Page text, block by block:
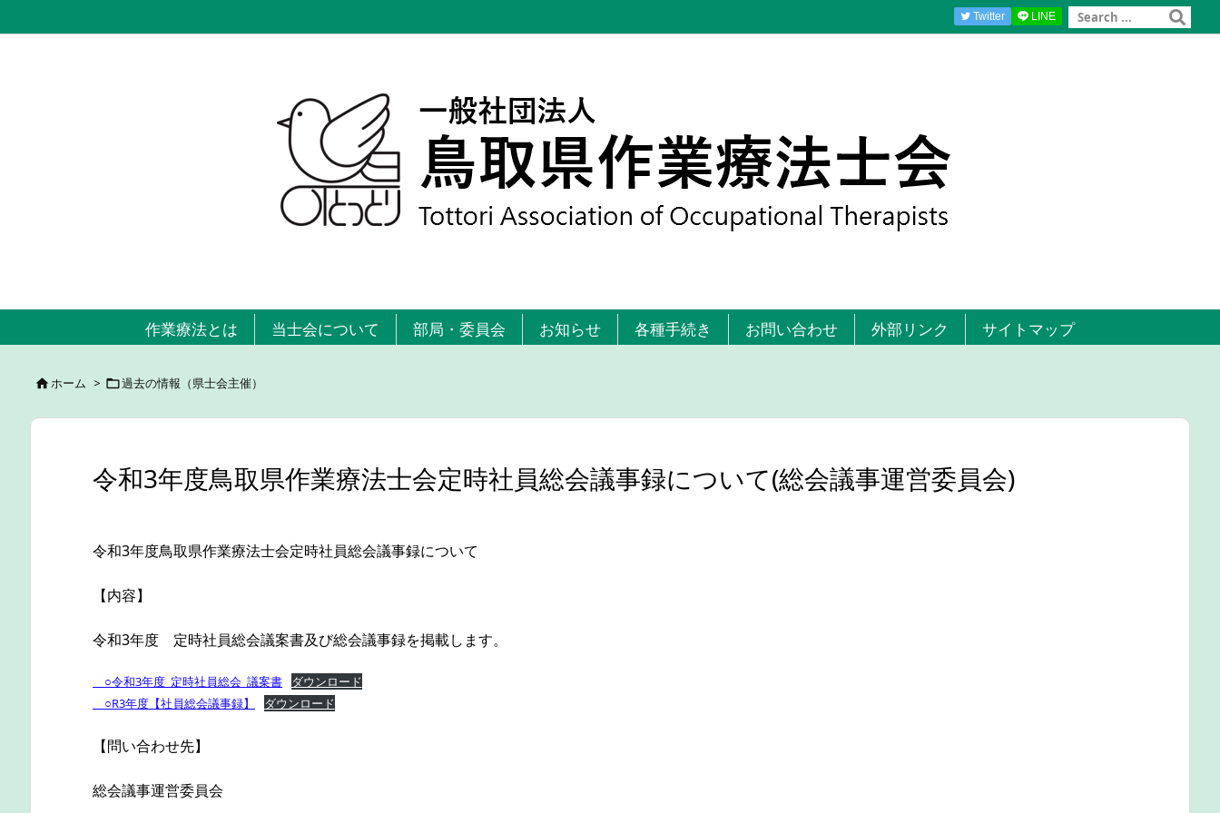
作業療法とは 当士会について 部局・委員会 お知らせ 各種手続き お問い合わせ 外部リンク サイトマップ
Twitter LINE
ホーム > 過去の情報（県士会主催）
令和3年度鳥取県作業療法士会定時社員総会議事録について(総会議事運営委員会)
令和3年度鳥取県作業療法士会定時社員総会議事録について
【内容】
令和3年度 定時社員総会議案書及び総会議事録を掲載します。
○令和3年度_定時社員総会_議案書
ダウンロード
○R3年度【社員総会議事録】
ダウンロード
【問い合わせ先】
総会議事運営委員会